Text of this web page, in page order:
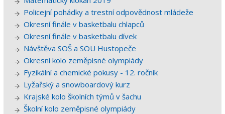
Policejní pohádky a trestní odpovědnost mládeže
Okresní finále v basketbalu chlapců
Okresní finále v basketbalu dívek
Návštěva SOŠ a SOU Hustopeče
Okresní kolo zeměpisné olympiády
Fyzikální a chemické pokusy - 12. ročník
Lyžařský a snowboardový kurz
Krajské kolo školních týmů v šachu
Školní kolo zeměpisné olympiády